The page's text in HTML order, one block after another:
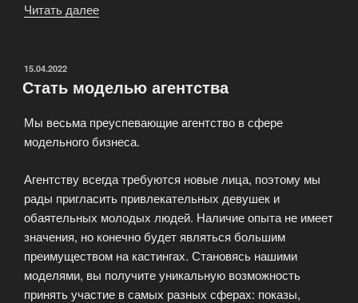
Читать далее
формата»
ОПУБЛИКОВАНО
15.04.2022
Стать моделью агентства
Мы весьма преуспевающие агентство в сфере
модельного бизнеса.
Агентству всегда требуются новые лица, поэтому мы
рады пригласить привлекательных девушек и
обаятельных молодых людей. Наличие опыта не имеет
значения, но конечно будет являться большим
преимуществом на кастингах. Становясь нашими
моделями, вы получите уникальную возможность
принять участие в самых разных сферах: показы,